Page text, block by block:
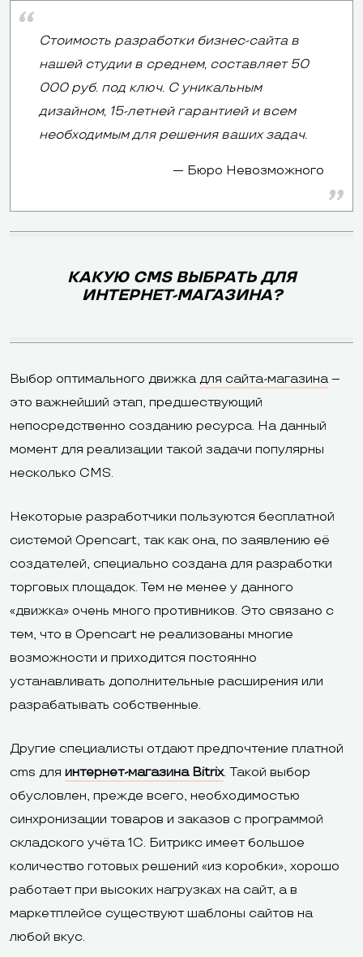
Стоимость разработки бизнес-сайта в
нашей студии в среднем, составляет 50
000 руб. под ключ. С уникальным
дизайном, 15-летней гарантией и всем
необходимым для решения ваших задач.
Бюро Невозможного
КАКУЮ CMS ВЫБРАТЬ ДЛЯ
ИНТЕРНЕТ-МАГАЗИНА?
Выбор оптимального движкадля сайта-магазина–
это важнейший этап, предшествующий
непосредственно созданию ресурса. На данный
момент для реализации такой задачи популярны
несколько CMS.
Некоторые разработчики пользуются бесплатной
системой Opencart, так как она, по заявлению её
создателей, специально создана для разработки
торговых площадок. Тем не менее у данного
«движка» очень много противников. Это связано с
тем, что в Opencart не реализованы многие
возможности и приходится постоянно
устанавливать дополнительные расширения или
разрабатывать собственные.
Другие специалисты отдают предпочтение платной
cms для интернет-магазина Bitrix. Такой выбор
обусловлен, прежде всего, необходимостью
синхронизации товаров и заказов с программой
складского учёта 1С. Битрикс имеет большое
количество готовых решений «из коробки», хорошо
работает при высоких нагрузках на сайт, а в
маркетплейсе существуют шаблоны сайтов на
любой вкус.